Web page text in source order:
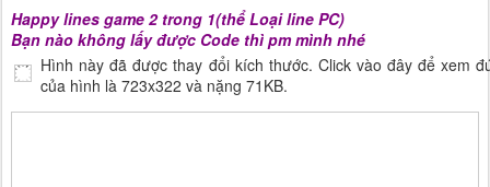
Happy lines game 2 trong 1(thể Loại line PC)
Bạn nào không lấy được Code thì pm mình nhé
Hình này đã được thay đổi kích thước. Click vào đây để xem
của hình là 723x322 và nặng 71KB.